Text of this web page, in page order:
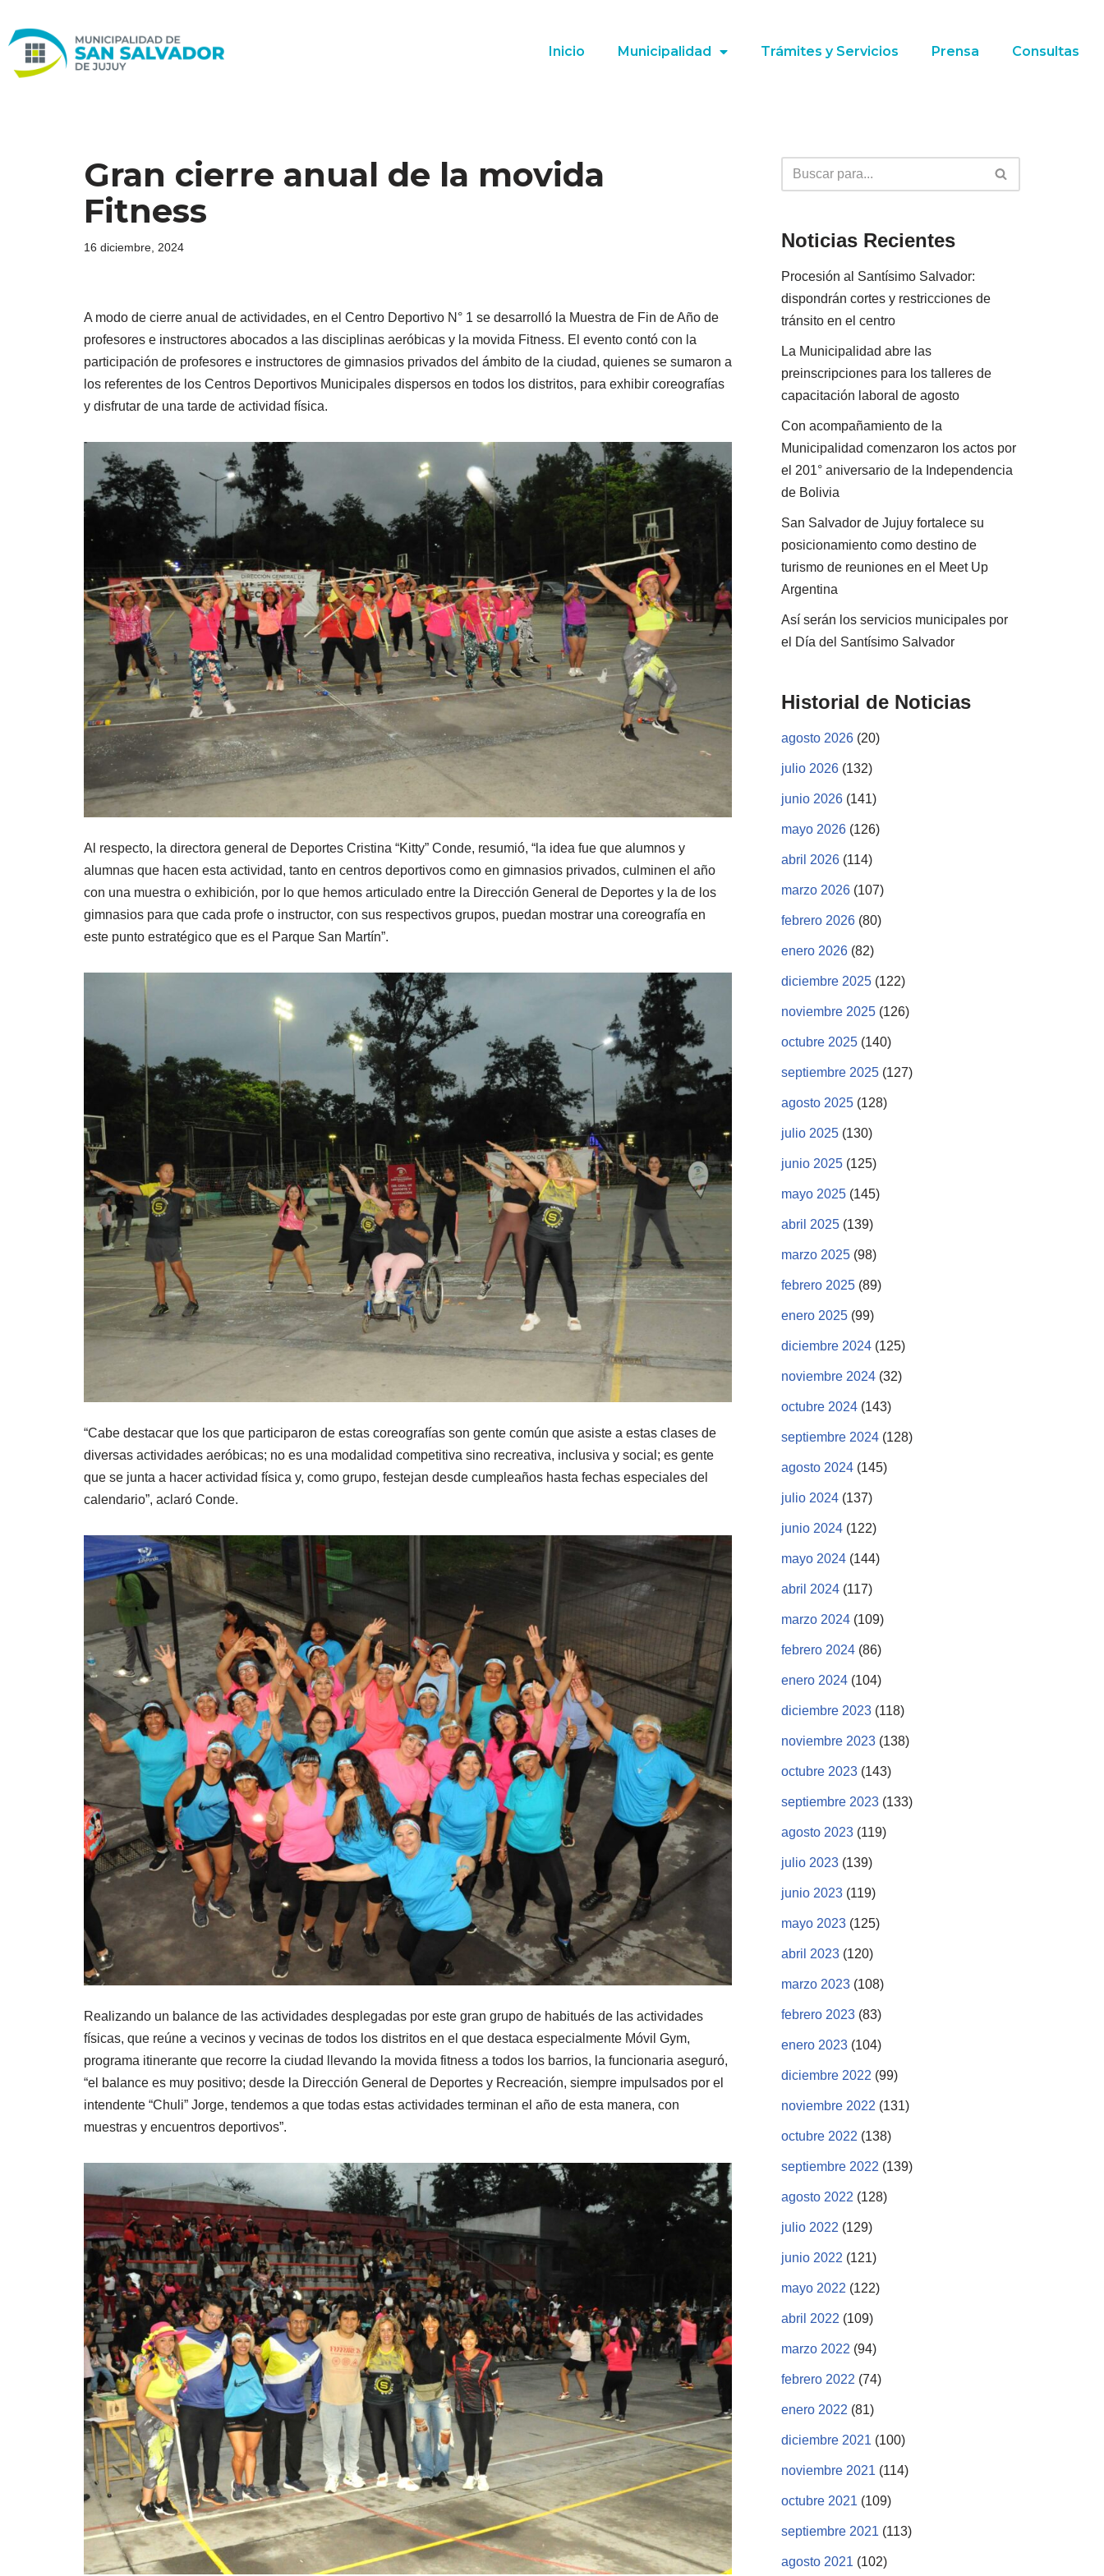
Ir
al
Inicio Municipalidad Trámites y Servicios Prensa Consultas
Gran cierre anual de la movida
Fitness
16 diciembre, 2024
A modo de cierre anual de actividades, en el Centro Deportivo N° 1 se desarrolló la Muestra de Fin de Año de
profesores e instructores abocados a las disciplinas aeróbicas y la movida Fitness. El evento contó con la
participación de profesores e instructores de gimnasios privados del ámbito de la ciudad, quienes se sumaron a
los referentes de los Centros Deportivos Municipales dispersos en todos los distritos, para exhibir coreografías
y disfrutar de una tarde de actividad física.
Al respecto, la directora general de Deportes Cristina “Kitty” Conde, resumió, “la idea fue que alumnos y
alumnas que hacen esta actividad, tanto en centros deportivos como en gimnasios privados, culminen el año
con una muestra o exhibición, por lo que hemos articulado entre la Dirección General de Deportes y la de los
gimnasios para que cada profe o instructor, con sus respectivos grupos, puedan mostrar una coreografía en
este punto estratégico que es el Parque San Martín”.
“Cabe destacar que los que participaron de estas coreografías son gente común que asiste a estas clases de
diversas actividades aeróbicas; no es una modalidad competitiva sino recreativa, inclusiva y social; es gente
que se junta a hacer actividad física y, como grupo, festejan desde cumpleaños hasta fechas especiales del
calendario”, aclaró Conde.
Realizando un balance de las actividades desplegadas por este gran grupo de habitués de las actividades
físicas, que reúne a vecinos y vecinas de todos los distritos en el que destaca especialmente Móvil Gym,
programa itinerante que recorre la ciudad llevando la movida fitness a todos los barrios, la funcionaria aseguró,
“el balance es muy positivo; desde la Dirección General de Deportes y Recreación, siempre impulsados por el
intendente “Chuli” Jorge, tendemos a que todas estas actividades terminan el año de esta manera, con
muestras y encuentros deportivos”.
Noticias Recientes
Procesión al Santísimo Salvador:
dispondrán cortes y restricciones de
tránsito en el centro
La Municipalidad abre las
preinscripciones para los talleres de
capacitación laboral de agosto
Con acompañamiento de la
Municipalidad comenzaron los actos por
el 201° aniversario de la Independencia
de Bolivia
San Salvador de Jujuy fortalece su
posicionamiento como destino de
turismo de reuniones en el Meet Up
Argentina
Así serán los servicios municipales por
el Día del Santísimo Salvador
Historial de Noticias
agosto 2026 (20)
julio 2026 (132)
junio 2026 (141)
mayo 2026 (126)
abril 2026 (114)
marzo 2026 (107)
febrero 2026 (80)
enero 2026 (82)
diciembre 2025 (122)
noviembre 2025 (126)
octubre 2025 (140)
septiembre 2025 (127)
agosto 2025 (128)
julio 2025 (130)
junio 2025 (125)
mayo 2025 (145)
abril 2025 (139)
marzo 2025 (98)
febrero 2025 (89)
enero 2025 (99)
diciembre 2024 (125)
noviembre 2024 (32)
octubre 2024 (143)
septiembre 2024 (128)
agosto 2024 (145)
julio 2024 (137)
junio 2024 (122)
mayo 2024 (144)
abril 2024 (117)
marzo 2024 (109)
febrero 2024 (86)
enero 2024 (104)
diciembre 2023 (118)
noviembre 2023 (138)
octubre 2023 (143)
septiembre 2023 (133)
agosto 2023 (119)
julio 2023 (139)
junio 2023 (119)
mayo 2023 (125)
abril 2023 (120)
marzo 2023 (108)
febrero 2023 (83)
enero 2023 (104)
diciembre 2022 (99)
noviembre 2022 (131)
octubre 2022 (138)
septiembre 2022 (139)
agosto 2022 (128)
julio 2022 (129)
junio 2022 (121)
mayo 2022 (122)
abril 2022 (109)
marzo 2022 (94)
febrero 2022 (74)
enero 2022 (81)
diciembre 2021 (100)
noviembre 2021 (114)
octubre 2021 (109)
septiembre 2021 (113)
agosto 2021 (102)